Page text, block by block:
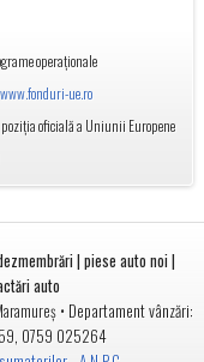
operaționale
www.fonduri-ue.ro
oficială a Uniunii Europene
| piese auto noi |
auto
• Departament vânzări:
, 0759 025264